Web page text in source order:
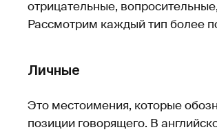
отрицательные,
Рассмотрим каждый тип более
Личные
Это местоимения, которые
позиции говорящего. В